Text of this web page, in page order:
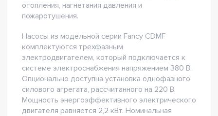
отопления, нагнетания давления и
пожаротушения.
Насосы из модельной серии Fancy CDMF
комплектуются трехфазным
электродвигателем, который подключается к
системе электроснабжения напряжением 380 В.
Опционально доступна установка однофазного
силового агрегата, рассчитанного на 220 В.
Мощность энергоэффективного электрического
двигателя равняется 2,2 кВт. Номинальная